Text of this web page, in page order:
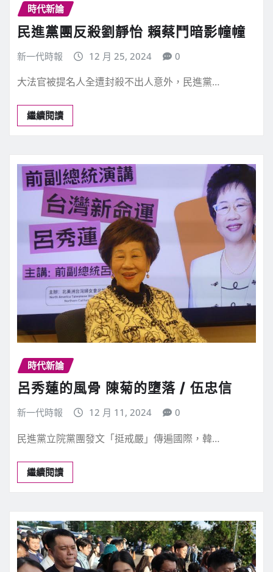
時代新論
民進黨團反殺劉靜怡 賴蔡鬥暗影幢幢
新一代時報 12 月 25, 2024 0
大法官被提名人全遭封殺不出人意外，民進黨…
繼續閱讀
時代新論
呂秀蓮的風骨 陳菊的墮落 / 伍忠信
新一代時報 12 月 11, 2024 0
民進黨立院黨團發文「挺戒嚴」傳遍國際，韓…
繼續閱讀